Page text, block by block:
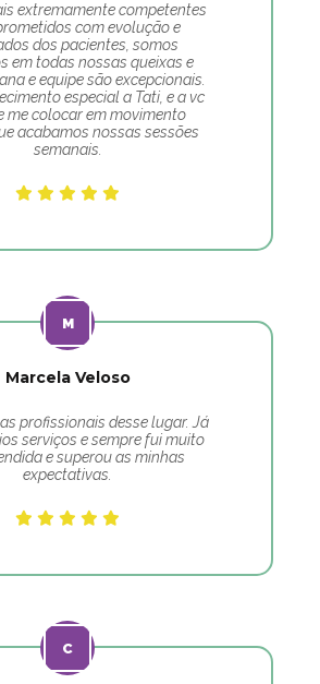
extremamente competentes
com evolução e
dos pacientes, somos
em todas nossas queixas e
e equipe são excepcionais.
especial a Tati, e a vc
me colocar em movimento
acabamos nossas sessões
semanais.
Marcela Veloso
profissionais desse lugar. Já
serviços e sempre fui muito
e superou as minhas
expectativas.